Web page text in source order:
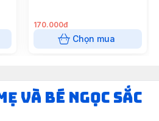
170.000đ
Chọn mua
và Bé Ngọc Sắc